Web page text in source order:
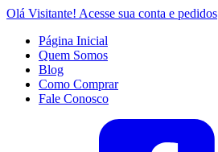
Olá Visitante! Acesse sua conta e pedidos
Página Inicial
Quem Somos
Blog
Como Comprar
Fale Conosco